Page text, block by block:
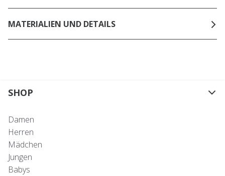
MATERIALIEN UND DETAILS
SHOP
Damen
Herren
Mädchen
Jungen
Babys